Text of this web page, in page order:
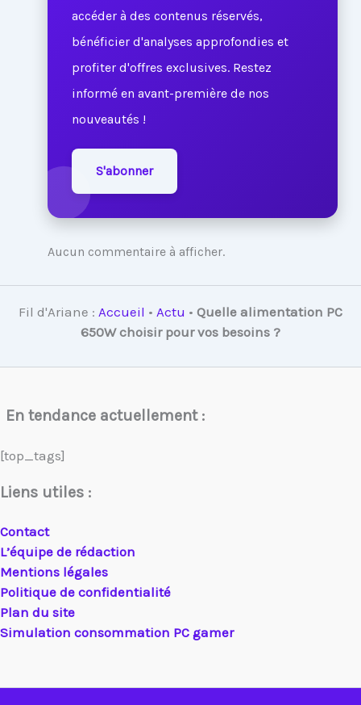
accéder à des contenus réservés,
bénéficier d'analyses approfondies et
profiter d'offres exclusives. Restez
informé en avant-première de nos
nouveautés !
S'abonner
Aucun commentaire à afficher.
Fil d'Ariane : Accueil • Actu • Quelle alimentation PC
650W choisir pour vos besoins ?
En tendance actuellement :
[top_tags]
Liens utiles :
Contact
L’équipe de rédaction
Mentions légales
Politique de confidentialité
Plan du site
Simulation consommation PC gamer